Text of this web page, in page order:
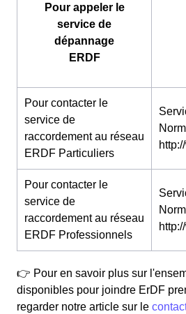
Pour appeler le
service de
dépannage
ERDF
Pour contacter le
service de
raccordement au réseau
ERDF Particuliers
Pour contacter le
service de
raccordement au réseau
ERDF Professionnels
👉 Pour en savoir plus sur
disponibles pour joindre ErDF
regarder notre article sur le